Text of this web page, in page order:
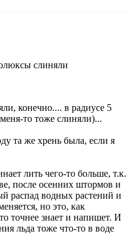
слиняли
конечно.... в радиусе 5
то тоже слиняли)...
та же хрень была, если я
лить чего-то больше, т.к.
после осенних штормов и
распад водных растений и
но это, как
точнее знает и напишет. И
льда тоже что-то в воде